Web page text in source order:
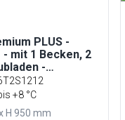
PLUS -
- mit 1 Becken, 2
-
+8 °C
H 950 mm